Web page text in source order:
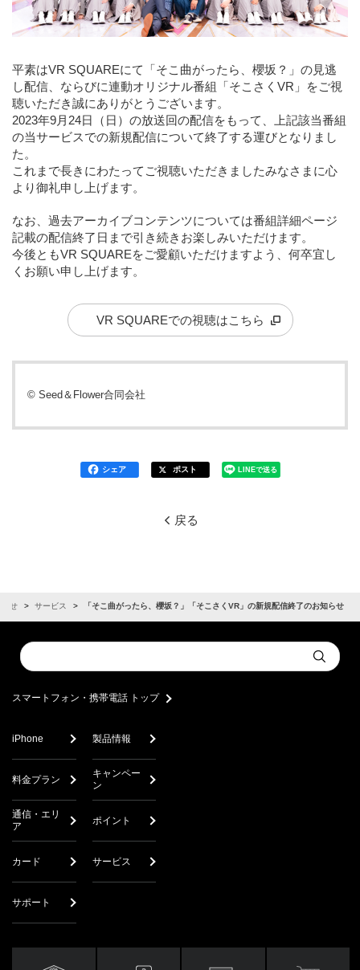
平素はVR SQUAREにて「そこ曲がったら、櫻坂？」の見逃
し配信、ならびに連動オリジナル番組「そこさくVR」をご視
聴いただき誠にありがとうございます。
2023年9月24日（日）の放送回の配信をもって、上記該当番組
の当サービスでの新規配信について終了する運びとなりまし
た。
これまで長きにわたってご視聴いただきましたみなさまに心
より御礼申し上げます。
なお、過去アーカイブコンテンツについては番組詳細ページ
記載の配信終了日まで引き続きお楽しみいただけます。
今後ともVR SQUAREをご愛顧いただけますよう、何卒宜し
くお願い申し上げます。
VR SQUAREでの視聴はこちら
© Seed＆Flower合同会社
シェア ポスト LINEで送る
戻る
らせ サービス 「そこ曲がったら、櫻坂？」「そこさくVR」の新規配信終了のお知らせ
Conduct
a
Submit
スマートフォン・携帯電話 トップ
iPhone 製品情報
料金プラン
キャンペー
ン
通信・エリ
ア
ポイント
カード サービス
サポート